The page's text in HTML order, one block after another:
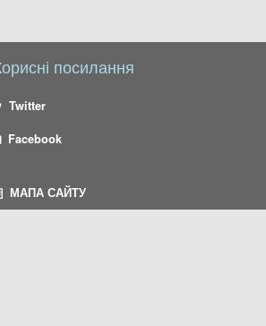
посилання
Twitter
Facebook
МАПА САЙТУ